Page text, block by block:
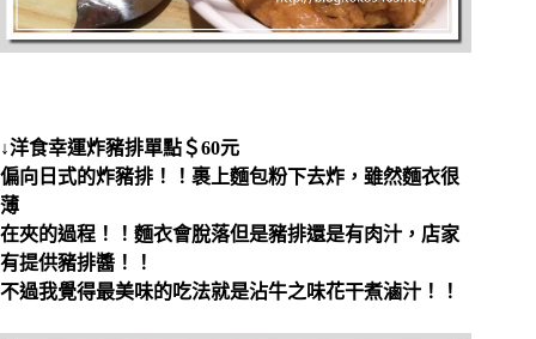
↓洋食幸運炸豬排單點＄60元
偏向日式的炸豬排！！裹上麵包粉下去炸，雖然麵衣很
薄
在夾的過程！！麵衣會脫落但是豬排還是有肉汁，店家
有提供豬排醬！！
不過我覺得最美味的吃法就是沾牛之味花干煮滷汁！！